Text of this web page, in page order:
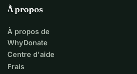
À propos
À propos de
WhyDonate
Centre d'aide
Frais